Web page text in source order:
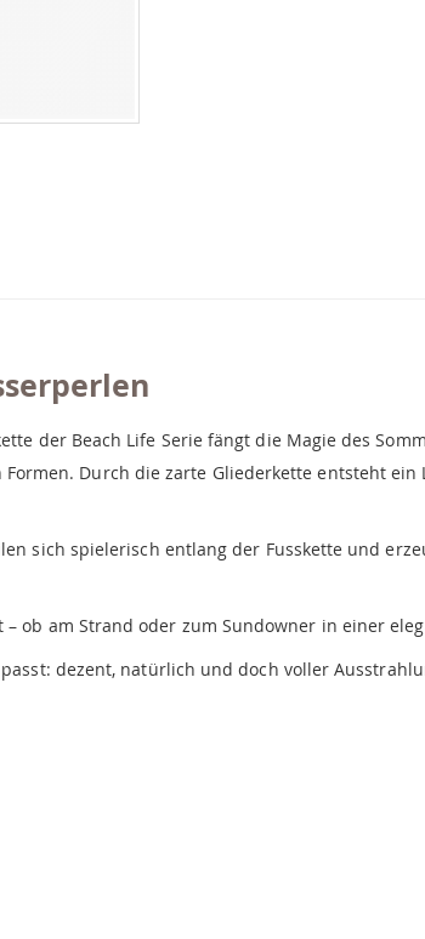
der Beach Life Serie fängt die Magie des
Durch die zarte Gliederkette entsteht
sich spielerisch entlang der Fusskette und
ob am Strand oder zum Sundowner in einer
dezent, natürlich und doch voller